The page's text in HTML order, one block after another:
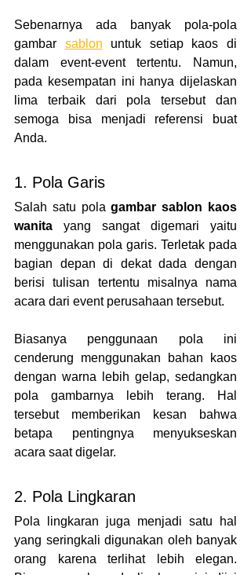
Sebenarnya ada banyak pola-pola
gambar sablon untuk setiap kaos di
dalam event-event tertentu. Namun,
pada kesempatan ini hanya dijelaskan
lima terbaik dari pola tersebut dan
semoga bisa menjadi referensi buat
Anda.
1. Pola Garis
Salah satu pola gambar sablon kaos
wanita yang sangat digemari yaitu
menggunakan pola garis. Terletak pada
bagian depan di dekat dada dengan
berisi tulisan tertentu misalnya nama
acara dari event perusahaan tersebut.
Biasanya penggunaan pola ini
cenderung menggunakan bahan kaos
dengan warna lebih gelap, sedangkan
pola gambarnya lebih terang. Hal
tersebut memberikan kesan bahwa
betapa pentingnya menyukseskan
acara saat digelar.
2. Pola Lingkaran
Pola lingkaran juga menjadi satu hal
yang seringkali digunakan oleh banyak
orang karena terlihat lebih elegan.